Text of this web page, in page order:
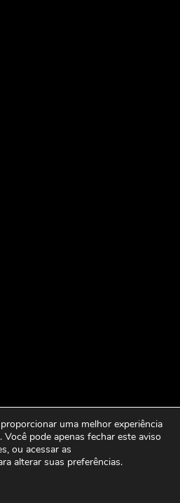
uma melhor experiência
pode apenas fechar este aviso
ou acessar as
alterar suas preferências.